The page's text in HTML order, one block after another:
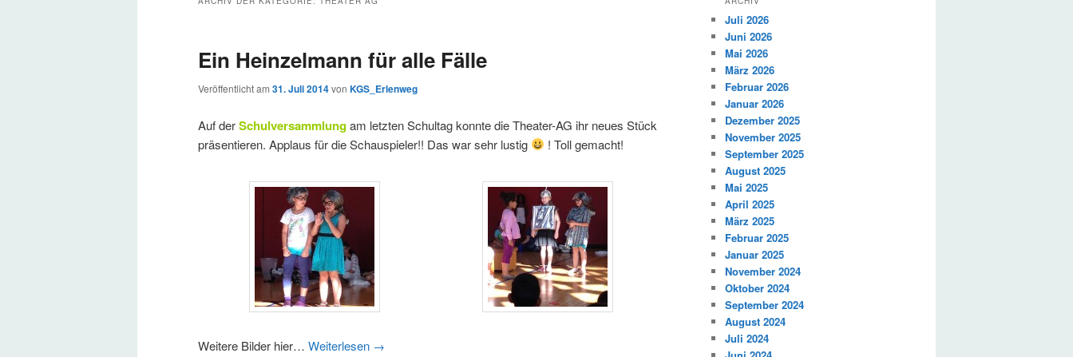
Ein Heinzelmann für alle Fälle
Veröffentlicht am 31. Juli 2014von KGS_Erlenweg
Auf derSchulversammlungam letzten Schultag konnte die Theater-AG ihr neues Stück
präsentieren. Applaus für die Schauspieler!! Das war sehr lustig
! Toll gemacht!
Weitere Bilder hier… Weiterlesen →
Juli 2026
Juni 2026
Mai 2026
März 2026
Februar 2026
Januar 2026
Dezember 2025
November 2025
September 2025
August 2025
Mai 2025
April 2025
März 2025
Februar 2025
Januar 2025
November 2024
Oktober 2024
September 2024
August 2024
Juli 2024